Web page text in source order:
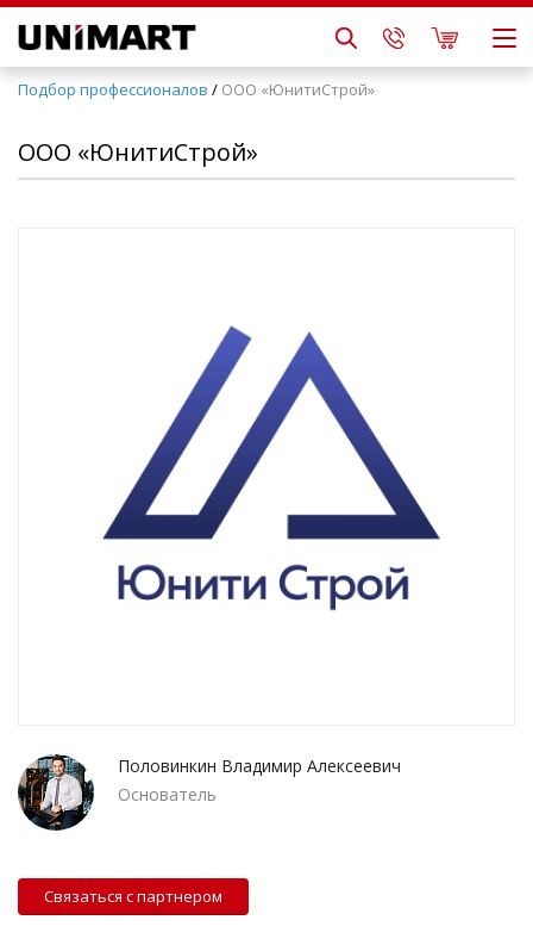
Подбор профессионалов / ООО «ЮнитиСтрой»
ООО «ЮнитиСтрой»
Половинкин Владимир Алексеевич
Основатель
Связаться с партнером